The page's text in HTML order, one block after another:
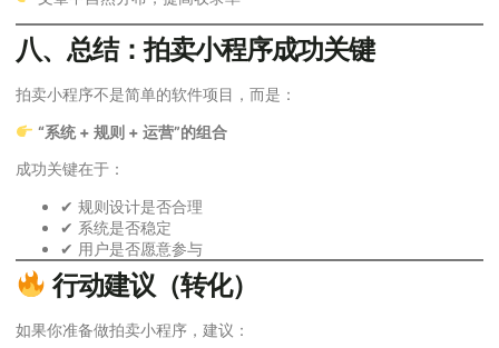
八、总结：拍卖小程序成功关键
拍卖小程序不是简单的软件项目，而是：
“系统 + 规则 + 运营”的组合
成功关键在于：
✔ 规则设计是否合理
✔ 系统是否稳定
✔ 用户是否愿意参与
行动建议（转化）
如果你准备做拍卖小程序，建议：